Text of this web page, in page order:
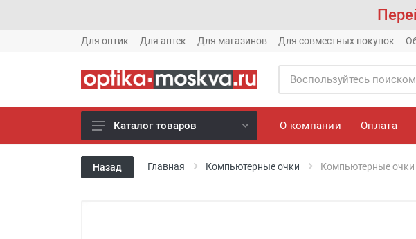
Для оптик Для аптек Для магазинов Для совместных покупок
Новое готовые очки (1621)
Новое солнце (1613)
Каталог товаров О компании Оплата
Назад Главная Компьютерные очки Компьютерные очки